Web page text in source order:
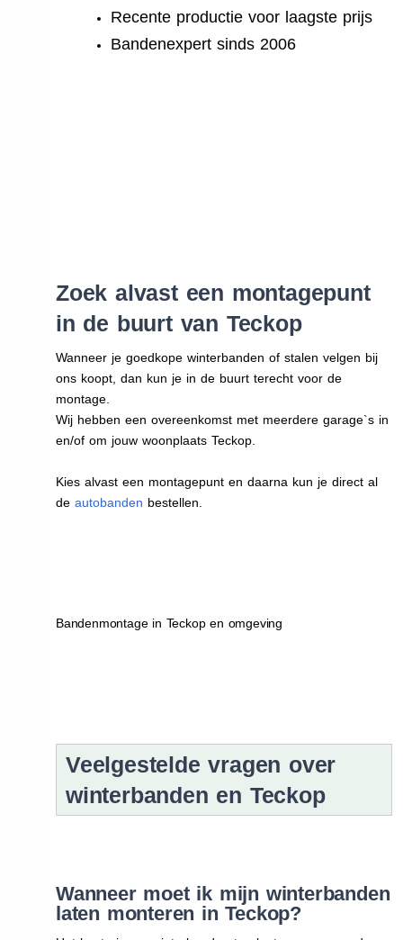
Recente productie voor laagste prijs
Bandenexpert sinds 2006
Zoek alvast een montagepunt
in de buurt van Teckop
Wanneer je goedkope winterbanden of stalen velgen bij
ons koopt, dan kun je in de buurt terecht voor de
montage.
Wij hebben een overeenkomst met meerdere garage`s in
en/of om jouw woonplaats Teckop.
Kies alvast een montagepunt en daarna kun je direct al
de autobanden bestellen.
Bandenmontage in Teckop en omgeving
Veelgestelde vragen over
winterbanden en Teckop
Wanneer moet ik mijn winterbanden
laten monteren in Teckop?